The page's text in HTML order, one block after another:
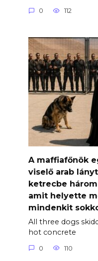
0 112
A maffiafőnök
viselő arab
ketrecbe
amit helyette
mindenkit
All three dogs
hot concrete
0 110